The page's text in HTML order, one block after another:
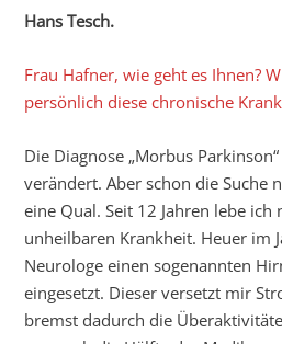
Hans Tesch.
Frau Hafner, wie geht es Ihnen?
persönlich diese chronische
Die Diagnose „Morbus
verändert. Aber schon die Suche
eine Qual. Seit 12 Jahren lebe
unheilbaren Krankheit. Heuer im
Neurologe einen sogenannten
eingesetzt. Dieser versetzt mir
bremst dadurch die